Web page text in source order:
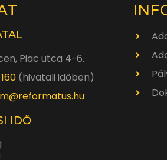
Piac utca 4-6.
(hivatali időben)
IDŐ